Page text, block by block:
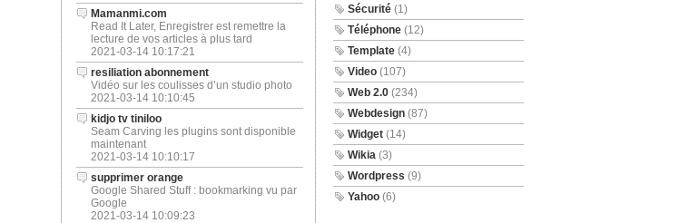
Mamanmi.com
Read It Later, Enregistrer est remettre la
lecture de vos articles à plus tard
2021-03-14 10:17:21
resiliation abonnement
Vidéo sur les coulisses d’un studio photo
2021-03-14 10:10:45
kidjo tv tiniloo
Seam Carving les plugins sont disponible
maintenant
2021-03-14 10:10:17
supprimer orange
Google Shared Stuff : bookmarking vu par
Google
2021-03-14 10:09:23
Sécurité(1)
Téléphone(12)
Template(4)
Video(107)
Web 2.0(234)
Webdesign(87)
Widget(14)
Wikia(3)
Wordpress (9)
Yahoo(6)